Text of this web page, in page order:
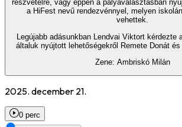
részvételre, vagy éppen a pályaválasztásban
a HiFest nevű rendezvénnyel, melyen
vehettek.
Legújabb adásunkban Lendvai Viktort kérdezte
általuk nyújtott lehetőségekről Remete Donát és
Zene: Ambriskó Milán
2025. december 21.
0 perc